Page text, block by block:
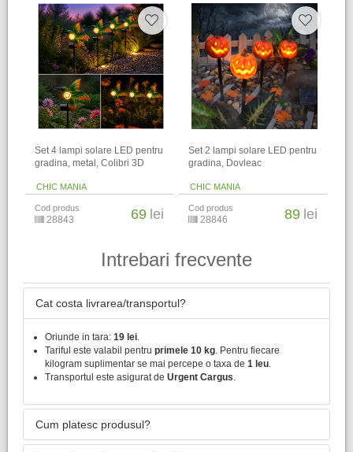
Set 4 lampi solare LED pentru
gradina, metal, Colibri 3D
CHIC MANIA
Cod produs
28843 69 lei
Set 2 lampi solare LED pentru
gradina, Dovleac
CHIC MANIA
Cod produs
28846 89 lei
Intrebari frecvente
Cat costa livrarea/transportul?
Oriunde in tara: 19 lei
Tariful este valabil pentru primele 10 kg . Pentru fiecare
kilogram suplimentar se mai percepe o taxa de 1 leu
Transportul este asigurat de Urgent Cargus
Cum platesc produsul?